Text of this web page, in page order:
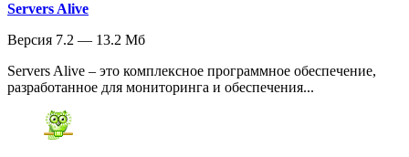
Servers Alive
Версия 7.2 — 13.2 Мб
Servers Alive – это комплексное программное обеспечение,
разработанное для мониторинга и обеспечения...